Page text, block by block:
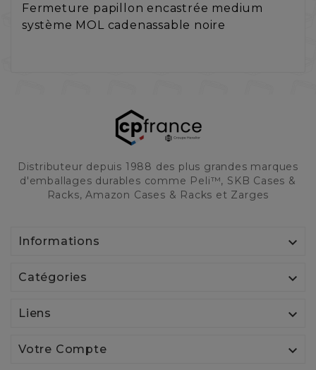
Fermeture papillon encastrée medium
système MOL cadenassable noire
Distributeur depuis 1988 des plus grandes marques
d'emballages durables comme Peli™, SKB Cases &
Racks, Amazon Cases & Racks et Zarges
Informations 
Catégories 
Liens 
Votre Compte 